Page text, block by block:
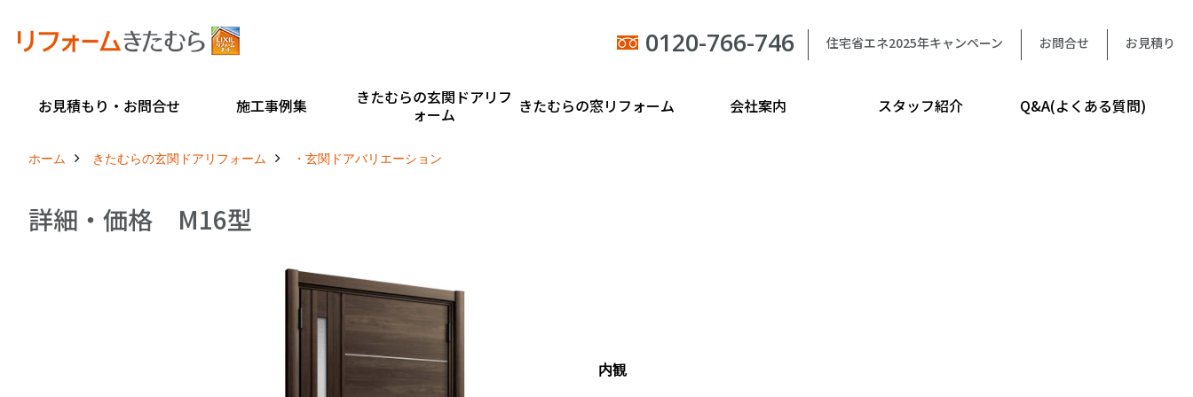
0120-766-746 住宅省エネ2025年キャンペーン お問合せ お見積り
お見積もり・お問合せ 施工事例集
きたむらの玄関ドアリフ
ォーム
きたむらの窓リフォーム 会社案内 スタッフ紹介 Q&A(よくある質問)
ホーム きたむらの玄関ドアリフォーム ・玄関ドアバリエーション
詳細・価格 M16型
内観